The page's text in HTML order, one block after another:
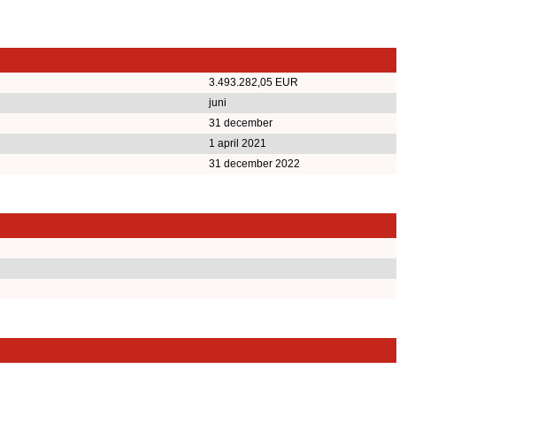
3.493.282,05 EUR
juni
31 december
1 april 2021
31 december 2022